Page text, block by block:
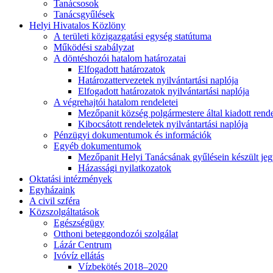
Tanácsosok
Tanácsgyűlések
Helyi Hivatalos Közlöny
A területi közigazgatási egység statútuma
Működési szabályzat
A döntéshozói hatalom határozatai
Elfogadott határozatok
Határozattervezetek nyilvántartási naplója
Elfogadott határozatok nyilvántartási naplója
A végrehajtói hatalom rendeletei
Mezőpanit község polgármestere által kiadott
Kibocsátott rendeletek nyilvántartási naplója
Pénzügyi dokumentumok és információk
Egyéb dokumentumok
Mezőpanit Helyi Tanácsának gyűlésein készült
Házassági nyilatkozatok
Oktatási intézmények
Egyházaink
A civil szféra
Közszolgáltatások
Egészségügy
Otthoni beteggondozói szolgálat
Lázár Centrum
Ivóvíz ellátás
Vízbekötés 2018–2020